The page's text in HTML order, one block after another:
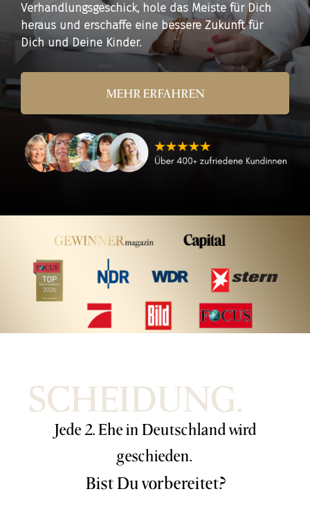
Verhandlungsgeschick, hole das Meistefür Dich
heraus und erschaffe eine bessere Zukunft für
Dich und Deine Kinder.
MEHR ERFAHREN
SCHEIDUNG.
Jede 2. Ehe in Deutschland wird
geschieden.
Bist Du vorbereitet?